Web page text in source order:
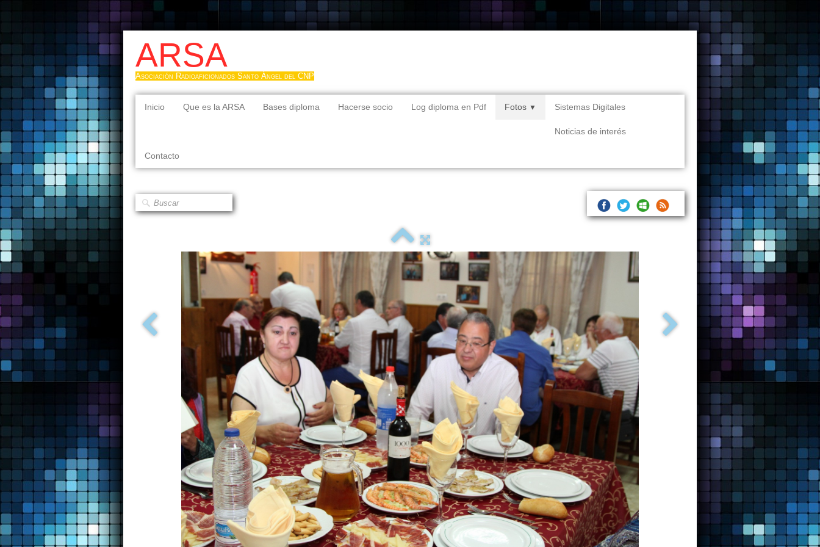
ARSA
Asociación Radioaficionados Santo Ángel del CNP
Inicio Que es la ARSA Bases diploma Hacerse socio Log diploma en Pdf Fotos ▼ Sistemas Digitales
Noticias de interés
Contacto